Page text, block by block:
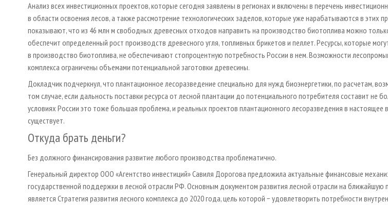
Анализ всех инвестиционных проектов, которые сегодня заявлены в регионах и включены в перечень
в области освоения лесов, а также рассмотрение технологических заделов, которые уже нарабатываются в этих
показывают, что из 46 млн м свободных древесных отходов направить на производство биотоплива можно
обеспечит определенный рост производств древесного угля, топливных брикетов и пеллет. Ресурсы, которые
в производство биотоплива, не обеспечивают стопроцентную потребность России в нем. Возможности
комплекса ограничены объемами потенциальной заготовки древесины.
Докладчик подчеркнул, что плантационное лесоразведение специально для нужд биоэнергетики, по расчетам,
том случае, если дальность поставки ресурса от лесной плантации до потенциального потребителя составит не
условиях России это тоже большая проблема, и реальных проектов плантационного лесоразведения в настоящее
существует.
Откуда брать деньги?
Без должного финансирования развитие любого производства проблематично.
Генеральный директор ООО «Агентство инвестиций» Савиля Дорогова предложила актуальные финансовые
государственной поддержки в лесной отрасли РФ. Основным документом развития лесной отрасли на ближайшую
является Стратегия развития лесного комплекса до 2020 года, цель которой − удовлетворить потребности